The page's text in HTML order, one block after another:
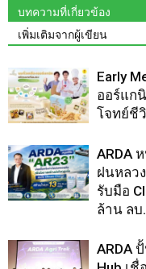
บทความที่เกี่ยวข้อง
เพิ่มเติมจากผู้เขียน
Early
ออร์แก
โจทย์ชี
ARDA
ฝนหลว
รับมือ
ล้าน ล
ARDA